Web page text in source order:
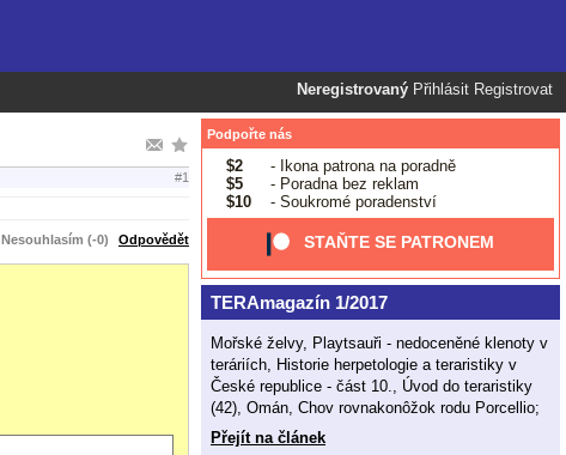
Neregistrovaný Přihlásit Registrovat
#1
Nesouhlasím (-0) Odpovědět
Podpořte nás
$2
- Ikona patrona na poradně
$5
- Poradna bez reklam
$10
- Soukromé poradenství
STAŇTE SE PATRONEM
TERAmagazín 1/2017
Mořské želvy, Playtsauři - nedoceněné klenoty v
teráriích, Historie herpetologie a teraristiky v
České republice - část 10., Úvod do teraristiky
(42), Omán, Chov rovnakonôžok rodu Porcellio;
Přejít na článek